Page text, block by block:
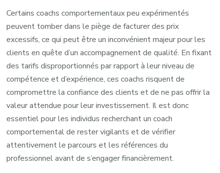
Certains coachs comportementaux peu expérimentés
peuvent tomber dans le piège de facturer des prix
excessifs, ce qui peut être un inconvénient majeur pour les
clients en quête d’un accompagnement de qualité. En fixant
des tarifs disproportionnés par rapport à leur niveau de
compétence et d’expérience, ces coachs risquent de
compromettre la confiance des clients et de ne pas offrir la
valeur attendue pour leur investissement. Il est donc
essentiel pour les individus recherchant un coach
comportemental de rester vigilants et de vérifier
attentivement le parcours et les références du
professionnel avant de s’engager financièrement.